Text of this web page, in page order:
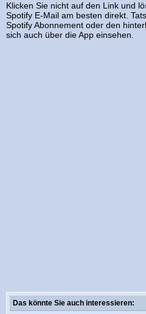
Klicken Sie nicht auf den Link und
Spotify E-Mail am besten direkt.
Spotify Abonnement oder den
sich auch über die App einsehen.
Das könnte Sie auch interessieren: